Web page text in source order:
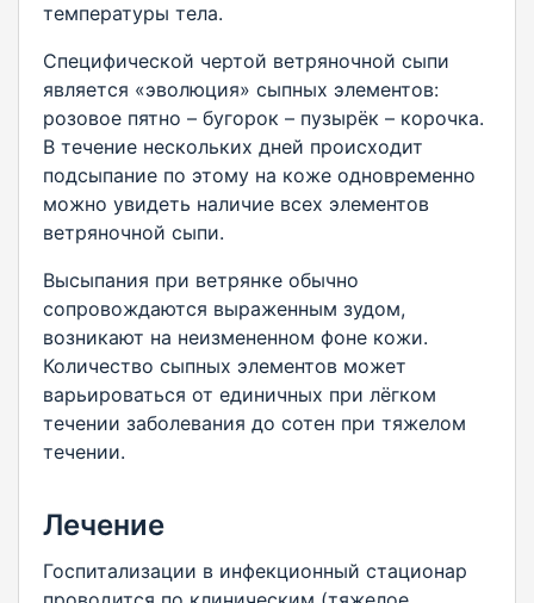
температуры тела.
Специфической чертой ветряночной сыпи
является «эволюция» сыпных элементов:
розовое пятно – бугорок – пузырёк – корочка.
В течение нескольких дней происходит
подсыпание по этому на коже одновременно
можно увидеть наличие всех элементов
ветряночной сыпи.
Высыпания при ветрянке обычно
сопровождаются выраженным зудом,
возникают на неизмененном фоне кожи.
Количество сыпных элементов может
варьироваться от единичных при лёгком
течении заболевания до сотен при тяжелом
течении.
Лечение
Госпитализации в инфекционный стационар